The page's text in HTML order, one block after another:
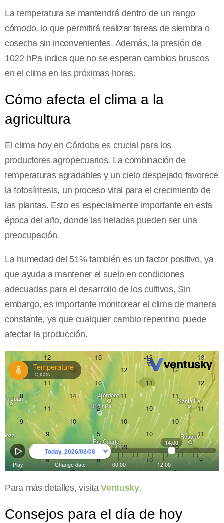
La temperatura se mantendrá dentro de un rango
cómodo, lo que permitirá realizar tareas de siembra o
cosecha sin inconvenientes. Además, la presión de
1022 hPa indica que no se esperan cambios bruscos
en el clima en las próximas horas.
Cómo afecta el clima a la
agricultura
El clima hoy en Córdoba es crucial para los
productores agropecuarios. La combinación de
temperaturas agradables y un cielo despejado favorece
la fotosíntesis, un proceso vital para el crecimiento de
las plantas. Esto es especialmente importante en esta
época del año, donde las heladas pueden ser una
preocupación.
La humedad del 51% también es un factor positivo, ya
que ayuda a mantener el suelo en condiciones
adecuadas para el desarrollo de los cultivos. Sin
embargo, es importante monitorear el clima de manera
constante, ya que cualquier cambio repentino puede
afectar la producción.
Para más detalles, visitaVentusky.
Consejos para el día de hoy